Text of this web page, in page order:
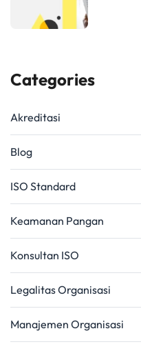
Categories
Akreditasi
Blog
ISO Standard
Keamanan Pangan
Konsultan ISO
Legalitas Organisasi
Manajemen Organisasi